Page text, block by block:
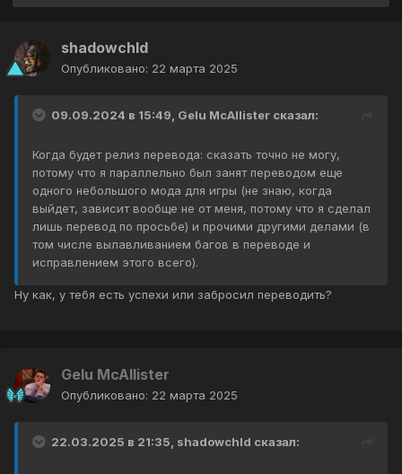
shadowchld
Опубликовано: 22 марта 2025
09.09.2024 в 15:49, Gelu McAllister сказал:
Когда будет релиз перевода: сказать точно не могу,
потому что я параллельно был занят переводом еще
одного небольшого мода для игры (не знаю, когда
выйдет, зависит вообще не от меня, потому что я сделал
лишь перевод по просьбе) и прочими другими делами (в
том числе вылавливанием багов в переводе и
исправлением этого всего).
Ну как, у тебя есть успехи или забросил переводить?
Gelu McAllister
Опубликовано: 22 марта 2025
22.03.2025 в 21:35, shadowchld сказал: